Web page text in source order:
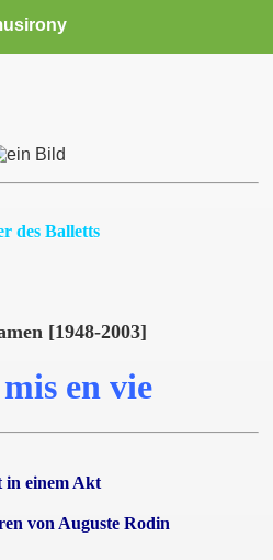
des Balletts
[1948-2003]
en vie
in einem Akt
von Auguste Rodin